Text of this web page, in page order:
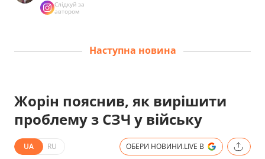
Слідкуй за
автором
Наступна новина
Жорін пояснив, як вирішити
проблему з СЗЧ у війську
UA RU ОБЕРИ НОВИНИ.LIVE В